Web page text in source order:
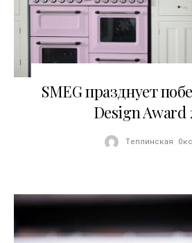
SMEG празднует
Design Award
Теплинская